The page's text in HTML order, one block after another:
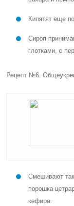
Кипятят еще
Сироп
глотками, с
Рецепт №6.
Смешивают
порошка
кефира.